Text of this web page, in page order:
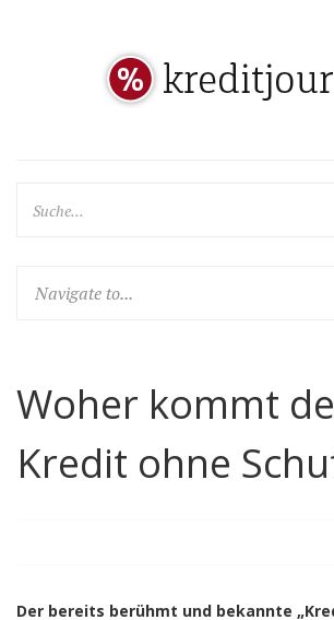
Woher kommt
Kredit ohne
Der bereits berühmt und bekannte